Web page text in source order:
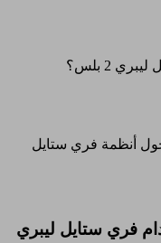
2 بلس؟
حول أنظمة فري ستايل
فري ستايل ليبري